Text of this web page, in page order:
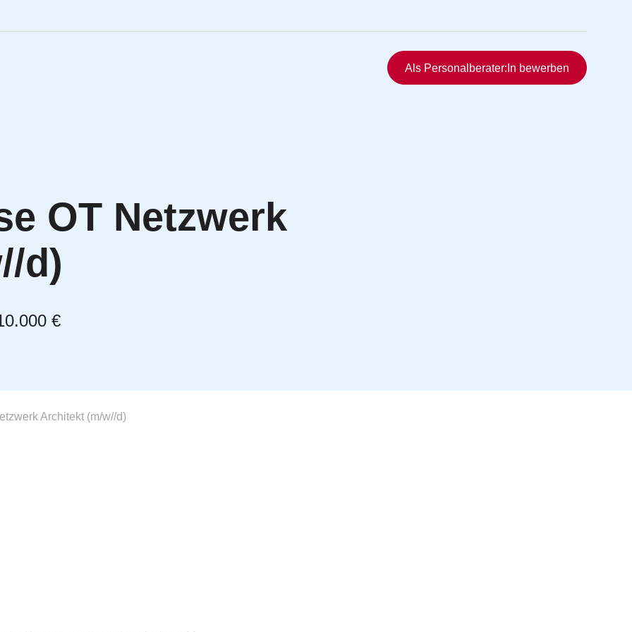
Schnellzugriff
IT Personalvermittlung
HR:LAB Lösungen
Als Personalberater:In bewerben
OT Netzwerk
d)
€
Architekt (m/w//d)